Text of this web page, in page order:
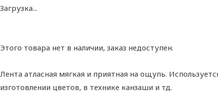
Загрузка...
Этого товара нет в наличии, заказ недоступен.
Лента атласная мягкая и приятная на ощупь.
изготовлении цветов, в технике канзаши и тд.